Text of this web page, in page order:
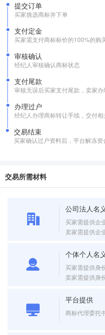
提交订单
买家挑选商标并下单
支付定金
买家需支付商标标价的100%的购
审核确认
经纪人审核确认商标状态
支付尾款
审核无误后买家支付尾款，卖家
办理过户
经纪人办理商标转让手续，交付相
交易结束
买家确认过户资料后，平台解冻资
交易所需材料
公司法人名
买家需提供企
卖家需提供企
个体个人名
买家需提供身
卖家需提供身
平台提供
商标代理委托